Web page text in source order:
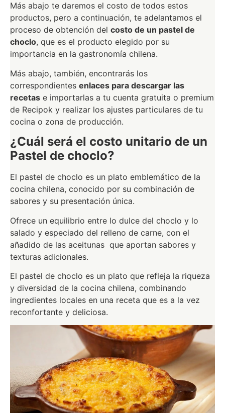
Más abajo te daremos el costo de todos estos
productos, pero a continuación, te adelantamos el
proceso de obtención del costo de un pastel de
choclo, que es el producto elegido por su
importancia en la gastronomía chilena.
Más abajo, también, encontrarás los
correspondientes enlaces para descargar las
recetas e importarlas a tu cuenta gratuita o premium
de Recipok y realizar los ajustes particulares de tu
cocina o zona de producción.
¿Cuál será el costo unitario de un
Pastel de choclo?
El pastel de choclo es un plato emblemático de la
cocina chilena, conocido por su combinación de
sabores y su presentación única.
Ofrece un equilibrio entre lo dulce del choclo y lo
salado y especiado del relleno de carne, con el
añadido de las aceitunas que aportan sabores y
texturas adicionales.
El pastel de choclo es un plato que refleja la riqueza
y diversidad de la cocina chilena, combinando
ingredientes locales en una receta que es a la vez
reconfortante y deliciosa.